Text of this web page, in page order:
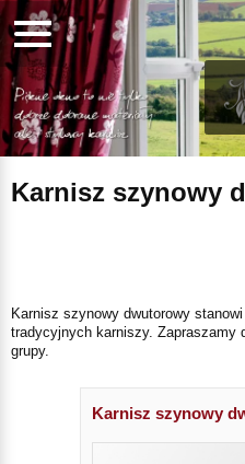
Karnisz szynowy
Karnisz szynowy dwutorowy
tradycyjnych karniszy. Zapraszamy
grupy.
Karnisz szynowy